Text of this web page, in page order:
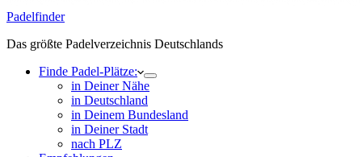
Padelfinder
Das größte Padelverzeichnis Deutschlands
Finde Padel-Plätze:
in Deiner Nähe
in Deutschland
in Deinem Bundesland
in Deiner Stadt
nach PLZ